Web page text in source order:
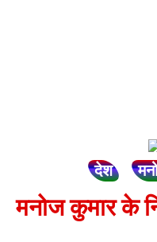
देश
मनोज कुमार के